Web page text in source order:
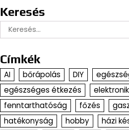
Keresés
Keresés:
Címkék
AI bőrápolás DIY
egészséges étkezés
fenntarthatóság
főzés
hatékonyság
hobby házi